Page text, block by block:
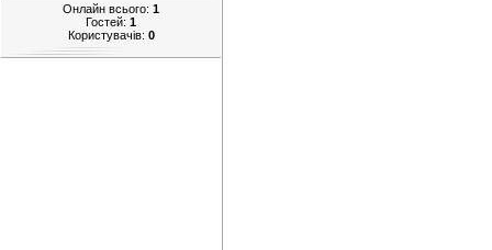
Онлайн всього: 1
Гостей: 1
Користувачів: 0